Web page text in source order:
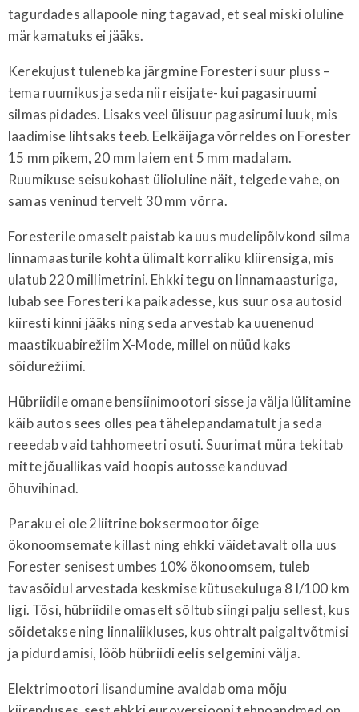
tagurdades allapoole ning tagavad, et seal miski oluline
märkamatuks ei jääks.
Kerekujust tuleneb ka järgmine Foresteri suur pluss –
tema ruumikus ja seda nii reisijate- kui pagasiruumi
silmas pidades. Lisaks veel ülisuur pagasirumi luuk, mis
laadimise lihtsaks teeb. Eelkäijaga võrreldes on Forester
15 mm pikem, 20 mm laiem ent 5 mm madalam.
Ruumikuse seisukohast ülioluline näit, telgede vahe, on
samas veninud tervelt 30 mm võrra.
Foresterile omaselt paistab ka uus mudelipõlvkond silma
linnamaasturile kohta ülimalt korraliku kliirensiga, mis
ulatub 220 millimetrini. Ehkki tegu on linnamaasturiga,
lubab see Foresteri ka paikadesse, kus suur osa autosid
kiiresti kinni jääks ning seda arvestab ka uuenenud
maastikuabirežiim X-Mode, millel on nüüd kaks
sõidurežiimi.
Hübriidile omane bensiinimootori sisse ja välja lülitamine
käib autos sees olles pea tähelepandamatult ja seda
reeedab vaid tahhomeetri osuti. Suurimat müra tekitab
mitte jõuallikas vaid hoopis autosse kanduvad
õhuvihinad.
Paraku ei ole 2liitrine boksermootor õige
ökonoomsemate killast ning ehkki väidetavalt olla uus
Forester senisest umbes 10% ökonoomsem, tuleb
tavasõidul arvestada keskmise kütusekuluga 8 l/100 km
ligi. Tõsi, hübriidile omaselt sõltub siingi palju sellest, kus
sõidetakse ning linnaliikluses, kus ohtralt paigaltvõtmisi
ja pidurdamisi, lööb hübriidi eelis selgemini välja.
Elektrimootori lisandumine avaldab oma mõju